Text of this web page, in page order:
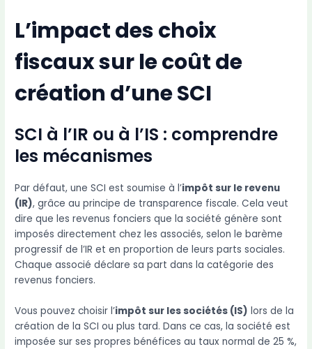
L’impact des choix
fiscaux sur le coût de
création d’une SCI
SCI à l’IR ou à l’IS : comprendre
les mécanismes
Par défaut, une SCI est soumise à l’impôt sur le revenu
(IR), grâce au principe de transparence fiscale. Cela veut
dire que les revenus fonciers que la société génère sont
imposés directement chez les associés, selon le barème
progressif de l’IR et en proportion de leurs parts sociales.
Chaque associé déclare sa part dans la catégorie des
revenus fonciers.
Vous pouvez choisir l’impôt sur les sociétés (IS) lors de la
création de la SCI ou plus tard. Dans ce cas, la société est
imposée sur ses propres bénéfices au taux normal de 25 %,